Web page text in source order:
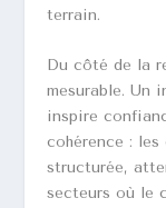
terrain.
Du côté de la
mesurable. Un
inspire
cohérence :
structurée,
secteurs où le